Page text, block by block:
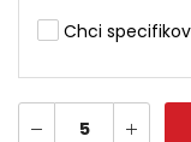
Chci